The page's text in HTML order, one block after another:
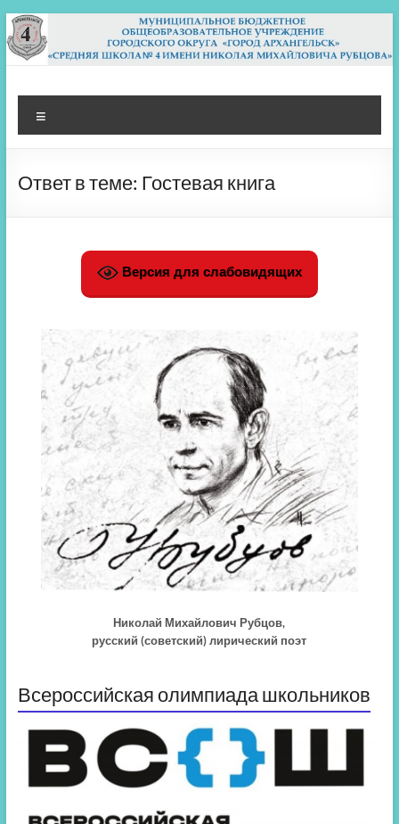
Перейти
к
содержимому
МБОУ СШ 4
Архангельск
Ответ в теме: Гостевая книга
Версия для слабовидящих
Николай Михайлович Рубцов,
русский (советский) лирический поэт
Всероссийская олимпиада школьников